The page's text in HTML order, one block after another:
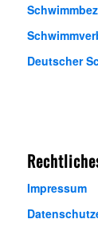
Deutscher
Impressum